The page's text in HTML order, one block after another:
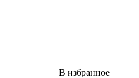
В избранное